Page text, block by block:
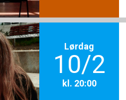
Lørdag
10/2
kl. 20:00